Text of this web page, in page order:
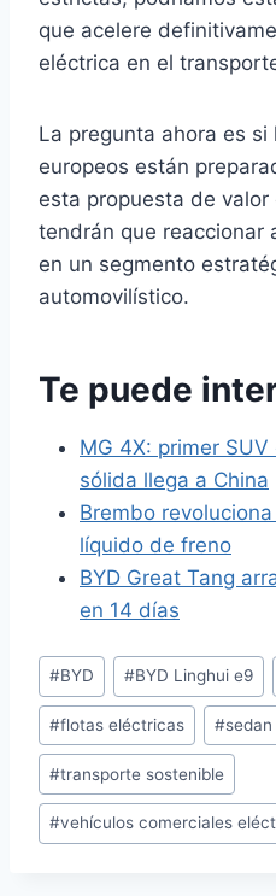
que acelere
eléctrica en el
La pregunta ahora es
europeos están
esta propuesta de valor
tendrán que reaccionar
en un segmento
automovilístico.
Te puede
MG 4X: primer
sólida llega a China
Brembo
líquido de freno
BYD Great Tang
en 14 días
Etiquetas
de
la
entrada:
#BYD #BYD Linghui e9
#flotas eléctricas #
#transporte sostenible
#vehículos comerciales